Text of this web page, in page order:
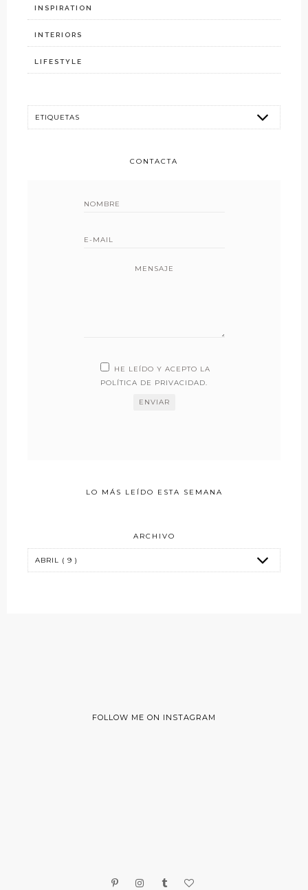
INSPIRATION
INTERIORS
LIFESTYLE
CONTACTA
MENSAJE
HE LEÍDO Y ACEPTO LA
POLÍTICA DE PRIVACIDAD
LO MÁS LEÍDO ESTA SEMANA
ARCHIVO
FOLLOW ME ON INSTAGRAM